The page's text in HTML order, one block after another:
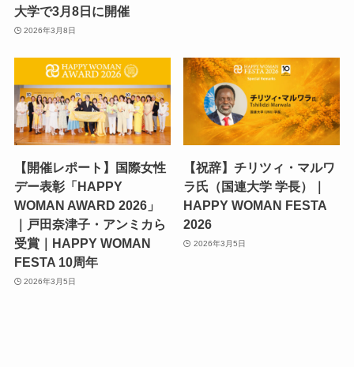
大学で3月8日に開催
2026年3月8日
【開催レポート】国際女性
デー表彰「HAPPY
WOMAN AWARD 2026」
｜戸田奈津子・アンミカら
受賞｜HAPPY WOMAN
FESTA 10周年
2026年3月5日
【祝辞】チリツィ・マルワ
ラ氏（国連大学 学長）｜
HAPPY WOMAN FESTA
2026
2026年3月5日